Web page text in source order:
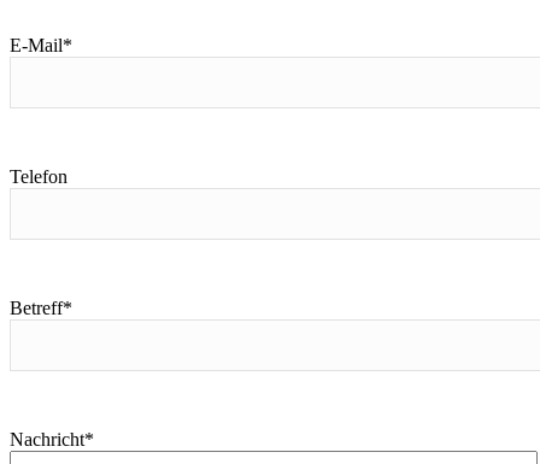
E-Mail*
Telefon
Betreff*
Nachricht*